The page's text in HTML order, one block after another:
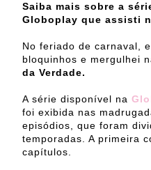
Saiba mais sobre a
Globoplay que assisti
No feriado de carnaval,
bloquinhos e mergulhei
da Verdade.
A série disponível na
foi exibida nas
episódios, que foram
temporadas. A primeira
capítulos.